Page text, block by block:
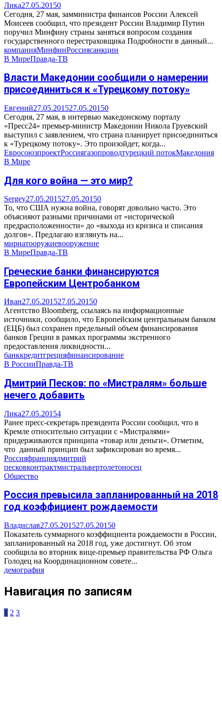
Лика27.05.20150
Сегодня, 27 мая, замминистра финансов России Алексей
Моисеев сообщил, что президент России Владимир Путин
поручил Минфину страны заняться вопросом создания
государственного перестраховщика Подробности в данный...
компанияМинфинРоссиясанкции
В МиреПравда-ТВ
Власти Македонии сообщили о намерении
присоединиться к «Турецкому потоку»
Евгений27.05.201527.05.20150
Сегодня, 27 мая, в интервью македонскому порталу
«Пресс24» премьер-министр Македонии Никола Груевский
выступил с заявлением, что страна планирует присоединиться
к «Турецкому потоку». Это произойдет, когда...
ЕвросоюзпроектРоссиягазопроводтурецкий потокМакедония
В Мире
Для кого война — это мир?
Sergey27.05.201527.05.20150
То, что США нужна война, говорят довольно часто. Это
объясняют разными причинами от «исторической
предрасположенности» до «выхода из кризиса и списания
долгов». Предлагаю взглянуть на...
мирнатооружиевооружение
В МиреПравда-ТВ
Греческие банки финансируются
Европейским Центробанком
Иван27.05.201527.05.20150
Агентство Bloomberg, ссылаясь на информационные
источники, сообщило, что Европейским центральным банком
(ЕЦБ) был сохранен предельный объем финансирования
банков Греции в рамках программы экстренного
предоставления ликвидности...
банккредитгрецияфинансирование
В РоссииПравда-ТВ
Дмитрий Песков: по «Мистралям» больше
нечего добавить
Лика27.05.20154
Ранее пресс-секретарь президента России сообщил, что в
Кремле относительно ситуации с «Мистралями»
придерживаются принципа «товар или деньги». Отметим,
что данный принцип был зафиксирован во время...
Россияфранциядмитрий
песковконтрактмистральвертолетоносец
Общество
Россия превысила запланированный на 2018
год коэффициент рождаемости
Владислав27.05.201527.05.20150
Показатель суммарного коэффициента рождаемости в России,
запланированный на 2018 год, уже достигнут. Об этом
сообщила во вторник вице-премьер правительства РФ Ольга
Голодец на Координационном совете...
демография
Навигация по записям
1 2 3